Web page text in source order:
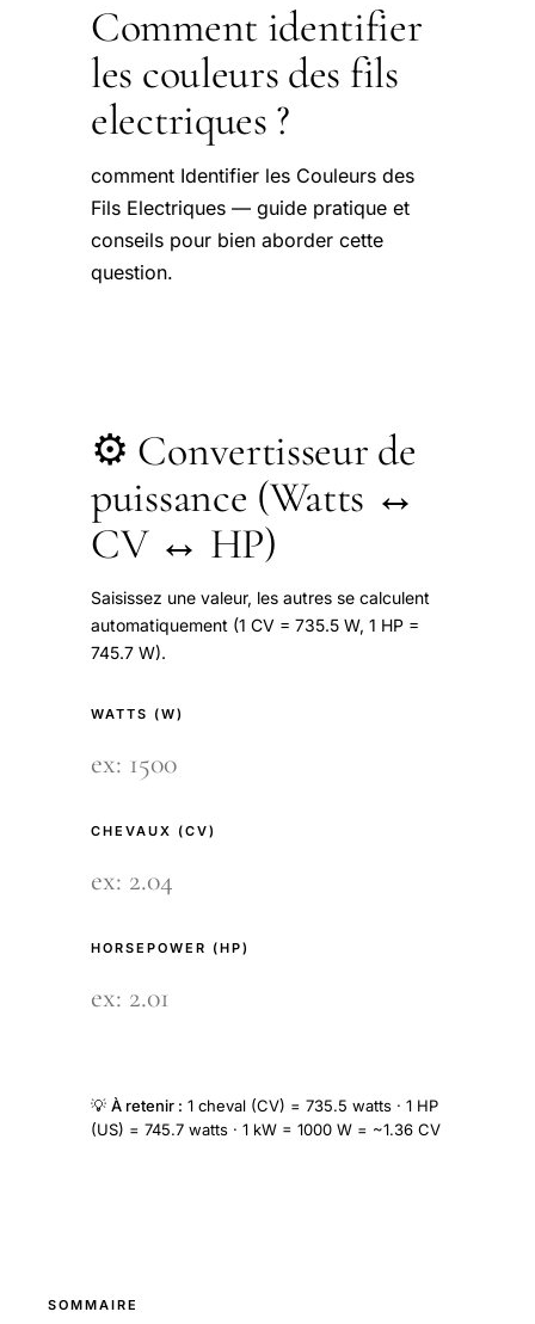
Comment identifier
les couleurs des fils
electriques ?
comment Identifier les Couleurs des
Fils Electriques — guide pratique et
conseils pour bien aborder cette
question.
⚙️ Convertisseur de
puissance (Watts ↔
CV ↔ HP)
Saisissez une valeur, les autres se calculent
automatiquement (1 CV = 735.5 W, 1 HP =
745.7 W).
WATTS (W)
CHEVAUX (CV)
HORSEPOWER (HP)
💡 À retenir : 1 cheval (CV) = 735.5 watts · 1 HP
(US) = 745.7 watts · 1 kW = 1000 W = ~1.36 CV
SOMMAIRE